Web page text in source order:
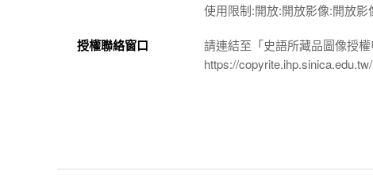
使用限制:開放:開放影像:開放影
授權聯絡窗口
請連結至「史語所藏品圖像授
https://